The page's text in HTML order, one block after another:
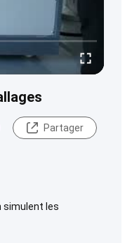
Partager
simulent les